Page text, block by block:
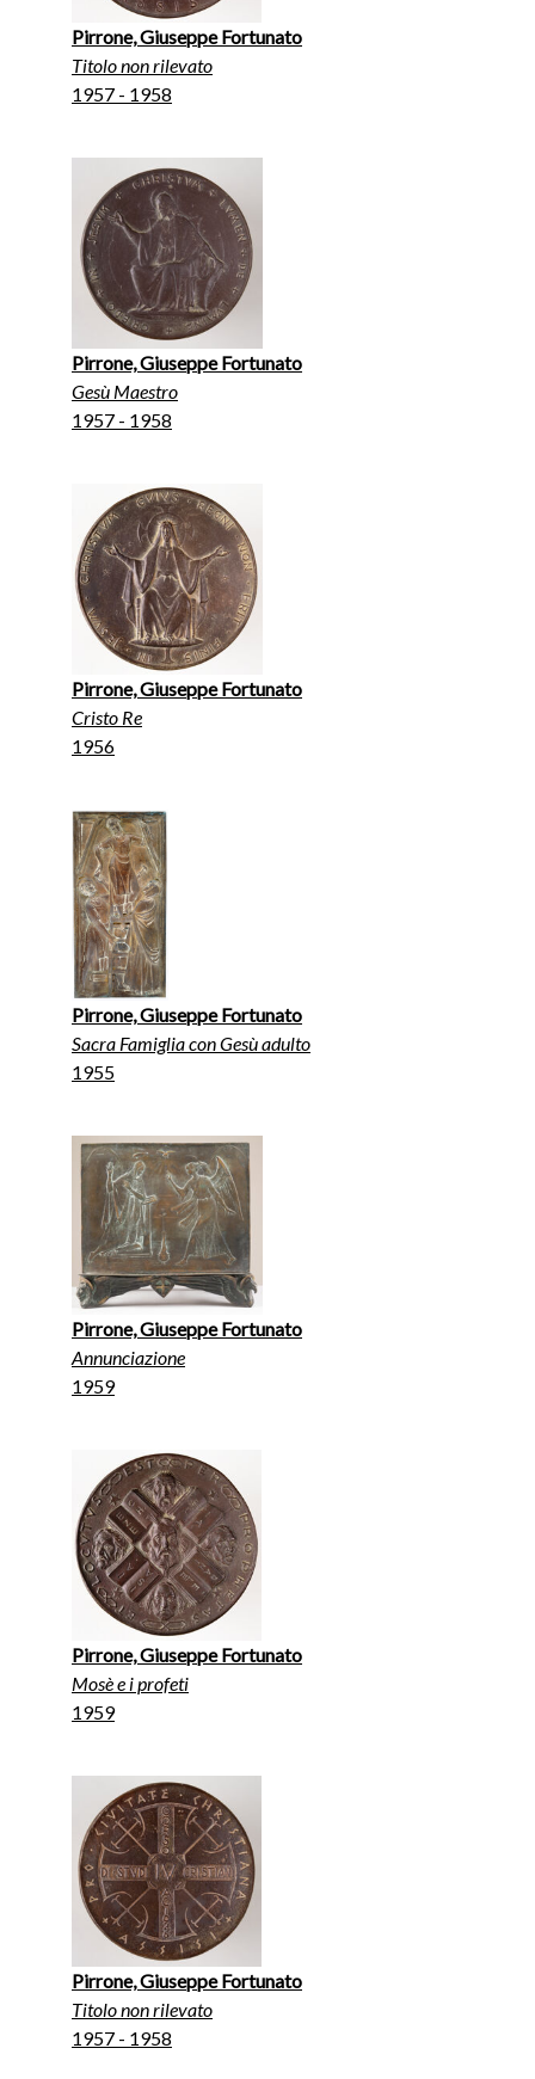
Pirrone, Giuseppe Fortunato
Titolo non rilevato
1957 - 1958
Pirrone, Giuseppe Fortunato
Gesù Maestro
1957 - 1958
Pirrone, Giuseppe Fortunato
Cristo Re
1956
Pirrone, Giuseppe Fortunato
Sacra Famiglia con Gesù adulto
1955
Pirrone, Giuseppe Fortunato
Annunciazione
1959
Pirrone, Giuseppe Fortunato
Mosè e i profeti
1959
Pirrone, Giuseppe Fortunato
Titolo non rilevato
1957 - 1958